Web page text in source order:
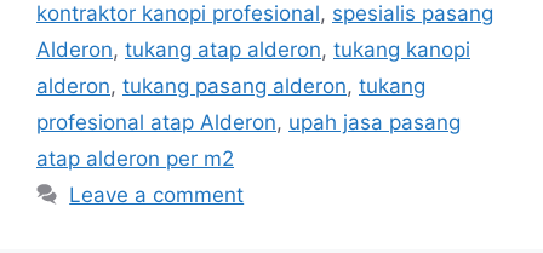
kontraktor kanopi profesional, spesialis pasang
Alderon, tukang atap alderon, tukang kanopi
alderon, tukang pasang alderon, tukang
profesional atap Alderon, upah jasa pasang
atap alderon per m2
Leave a comment